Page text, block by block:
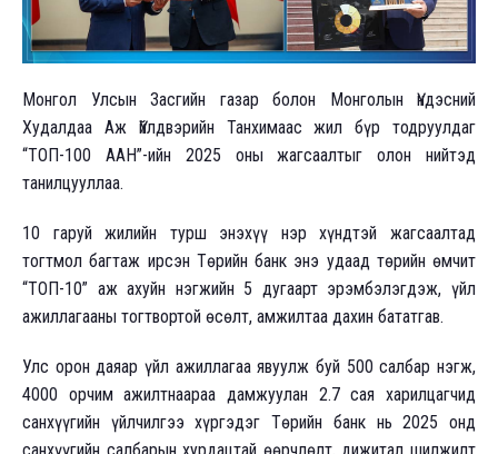
Монгол Улсын Засгийн газар болон Монголын Үндэсний
Худалдаа Аж Үйлдвэрийн Танхимаас жил бүр тодруулдаг
“ТОП-100 ААН”-ийн 2025 оны жагсаалтыг олон нийтэд
танилцууллаа.
10 гаруй жилийн турш энэхүү нэр хүндтэй жагсаалтад
тогтмол багтаж ирсэн Төрийн банк энэ удаад төрийн өмчит
“ТОП-10” аж ахуйн нэгжийн 5 дугаарт эрэмбэлэгдэж, үйл
ажиллагааны тогтвортой өсөлт, амжилтаа дахин бататгав.
Улс орон даяар үйл ажиллагаа явуулж буй 500 салбар нэгж,
4000 орчим ажилтнаараа дамжуулан 2.7 сая харилцагчид
санхүүгийн үйлчилгээ хүргэдэг Төрийн банк нь 2025 онд